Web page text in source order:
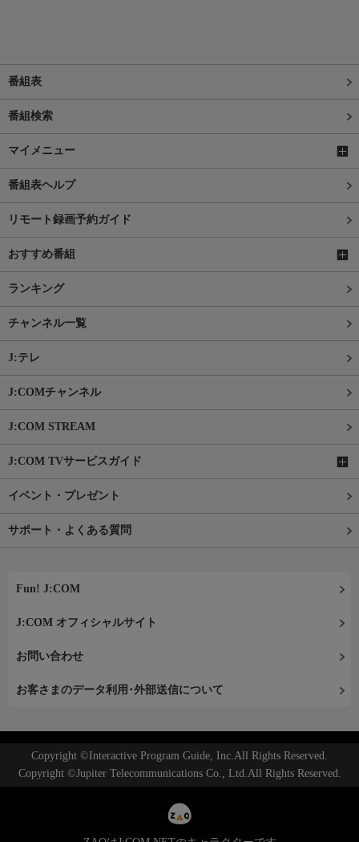
番組表
番組検索
マイメニュー
番組表ヘルプ
リモート録画予約ガイド
おすすめ番組
ランキング
チャンネル一覧
J:テレ
J:COMチャンネル
J:COM STREAM
J:COM TVサービスガイド
イベント・プレゼント
サポート・よくある質問
Fun! J:COM
J:COM オフィシャルサイト
お問い合わせ
お客さまのデータ利用･外部送信について
Copyright ©Interactive Program Guide, Inc.All Rights Reserved.
Copyright ©Jupiter Telecommunications Co., Ltd.All Rights Reserved.